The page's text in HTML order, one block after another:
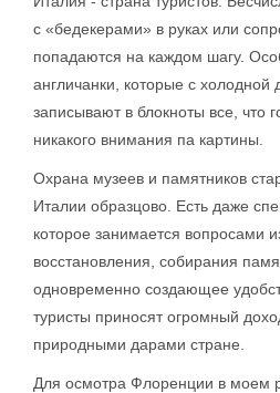
с «бедекерами» в руках или
попадаются на каждом шагу.
англичанки, которые с холодной
записывают в блокноты все, что
никакого внимания па картины.
Охрана музеев и памятников
Италии образцово. Есть даже
которое занимается вопросами
восстановления, собирания
одновременно создающее
туристы приносят огромный
природными дарами стране.
Для осмотра Флоренции в моем